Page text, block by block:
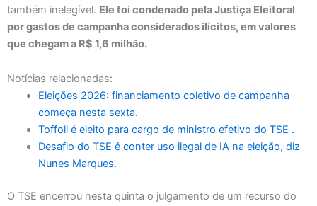
também inelegível. Ele foi condenado pela Justiça Eleitoral
por gastos de campanha considerados ilícitos, em valores
que chegam a R$ 1,6 milhão.
Notícias relacionadas:
Eleições 2026: financiamento coletivo de campanha
começa nesta sexta.
Toffoli é eleito para cargo de ministro efetivo do TSE .
Desafio do TSE é conter uso ilegal de IA na eleição, diz
Nunes Marques.
O TSE encerrou nesta quinta o julgamento de um recurso do